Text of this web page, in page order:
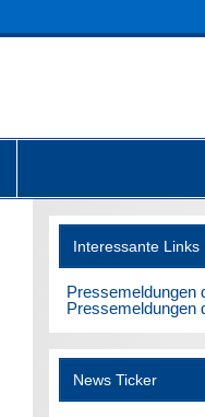
Interessante Links
Pressemeldungen
Pressemeldungen
News Ticker